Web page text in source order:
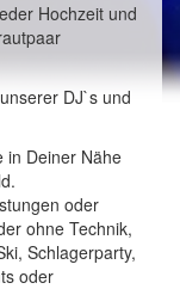
Hochzeit und
DJ`s und
in Deiner Nähe
oder
ohne Technik,
Schlagerparty,
oder